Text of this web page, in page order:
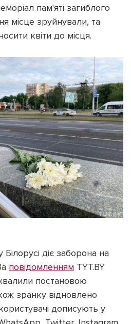
пам'яті загиблого
місце зруйнували, та
квіти до місця.
діє заборона на
повідомленням TYT.BY
постановою
зранку відновлено
дописують у